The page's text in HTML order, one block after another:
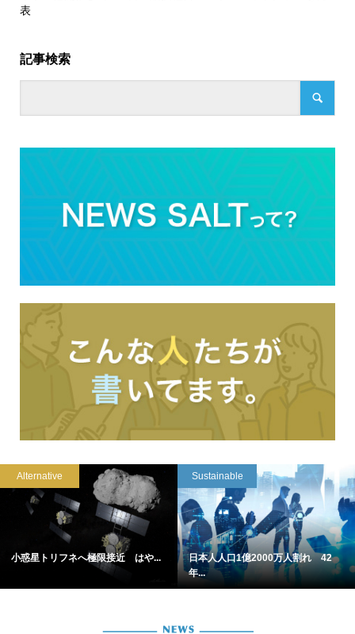
表
記事検索
Alternative
小惑星トリフネへ極限接近 はや...
Sustainable
日本人人口1億2000万人割れ 42
年...